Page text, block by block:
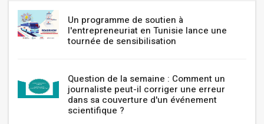
Un programme de soutien à
l'entrepreneuriat en Tunisie lance une
tournée de sensibilisation
Question de la semaine : Comment un
journaliste peut-il corriger une erreur
dans sa couverture d'un événement
scientifique ?